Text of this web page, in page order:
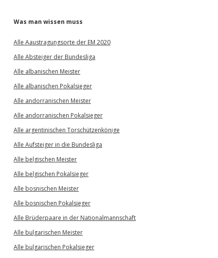
Was man wissen muss
Alle Aaustragungsorte der EM 2020
Alle Absteiger der Bundesliga
Alle albanischen Meister
Alle albanischen Pokalsieger
Alle andorranischen Meister
Alle andorranischen Pokalsieger
Alle argentinischen Torschützenkönige
Alle Aufsteiger in die Bundesliga
Alle belgischen Meister
Alle belgischen Pokalsieger
Alle bosnischen Meister
Alle bosnischen Pokalsieger
Alle Brüderpaare in der Nationalmannschaft
Alle bulgarischen Meister
Alle bulgarischen Pokalsieger